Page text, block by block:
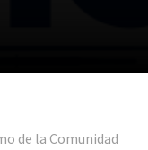
de la Comunidad